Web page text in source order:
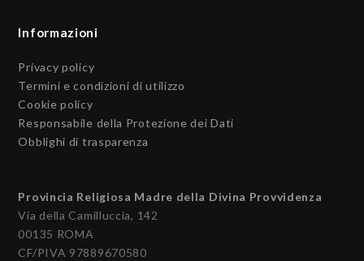
Informazioni
Privacy policy
Termini e condizioni di utilizzo
Cookie policy
Responsabile della Protezione dei Dati
Obblighi di trasparenza
Provincia Religiosa Madre della Divina Provvidenza
Via della Camilluccia, 142
00135 ROMA
CF/PIVA 97889670580